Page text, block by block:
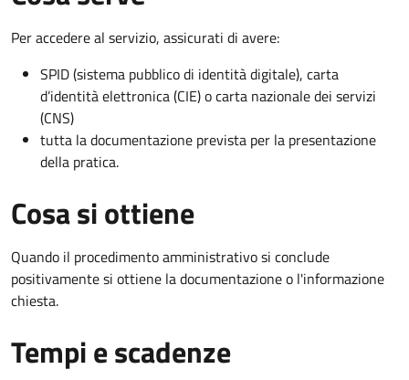
Per accedere al servizio, assicurati di avere:
SPID (sistema pubblico di identità digitale), carta
d’identità elettronica (CIE) o carta nazionale dei servizi
(CNS)
tutta la documentazione prevista per la presentazione
della pratica.
Cosa si ottiene
Quando il procedimento amministrativo si conclude
positivamente si ottiene la documentazione o l'informazione
chiesta.
Tempi e scadenze